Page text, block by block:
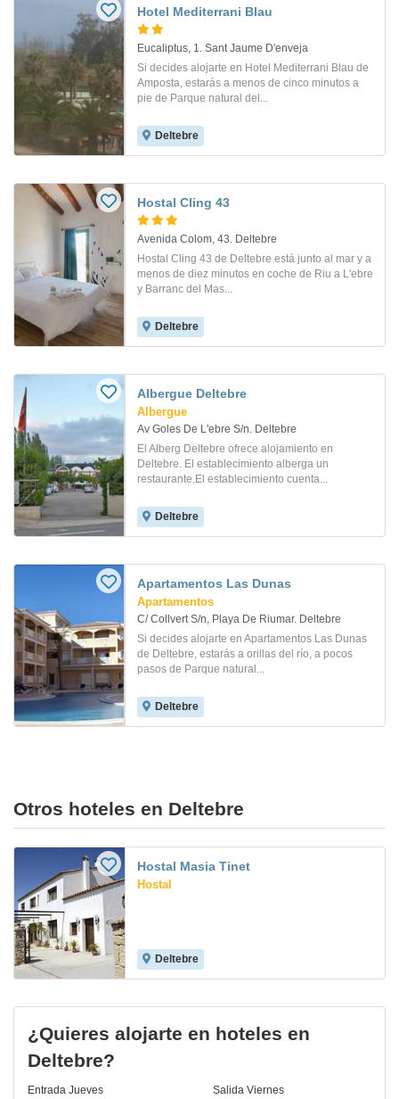
Hotel Mediterrani Blau
Eucaliptus, 1. Sant Jaume D'enveja
Si decides alojarte en Hotel Mediterrani Blau de
Amposta, estarás a menos de cinco minutos a
pie de Parque natural del...
Deltebre
Hostal Cling 43
Avenida Colom, 43. Deltebre
Hostal Cling 43 de Deltebre está junto al mar y a
menos de diez minutos en coche de Riu a L'ebre
y Barranc del Mas...
Deltebre
Albergue Deltebre
Albergue
Av Goles De L'ebre S/n. Deltebre
El Alberg Deltebre ofrece alojamiento en
Deltebre. El establecimiento alberga un
restaurante.El establecimiento cuenta...
Deltebre
Apartamentos Las Dunas
Apartamentos
C/ Collvert S/n, Playa De Riumar. Deltebre
Si decides alojarte en Apartamentos Las Dunas
de Deltebre, estarás a orillas del río, a pocos
pasos de Parque natural...
Deltebre
Otros hoteles en Deltebre
Hostal Masia Tinet
Hostal
Deltebre
¿Quieres alojarte en hoteles en
Deltebre?
Entrada Jueves Salida Viernes